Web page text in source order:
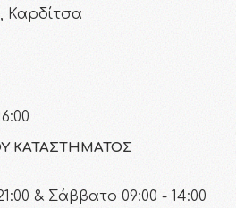
Καρδίτσα
ΚΑΤΑΣΤΉΜΑΤΟΣ
& Σάββατο 09:00 - 14:00